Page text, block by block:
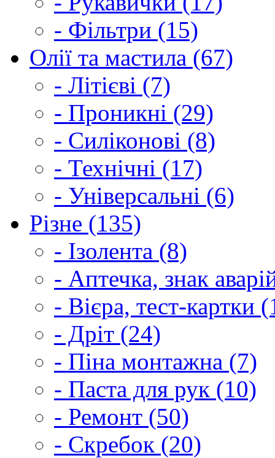
- Фільтри (15)
Олії та мастила (67)
- Літієві (7)
- Проникні (29)
- Силіконові (8)
- Технічні (17)
- Універсальні (6)
Різне (135)
- Ізолента (8)
- Аптечка, знак
- Вієра, тест-картки
- Дріт (24)
- Піна монтажна (7)
- Паста для рук (10)
- Ремонт (50)
- Скребок (20)